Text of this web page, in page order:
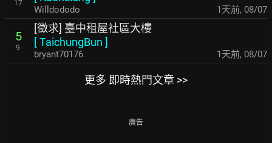
17
Willdododo 1天前, 08/07
5
9
[徵求] 臺中租屋社區大樓
[TaichungBun ]
bryant70176 1天前, 08/07
更多 即時熱門文章 >>
廣告